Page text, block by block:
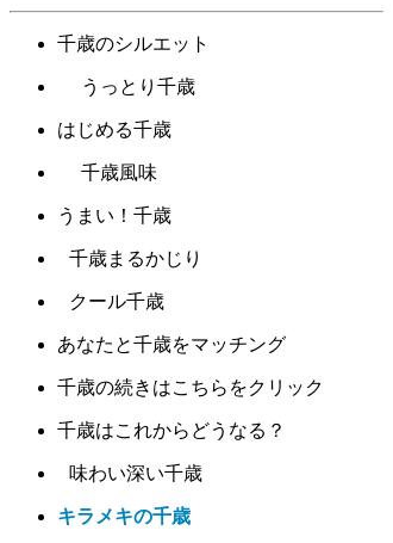
千歳のシルエット
うっとり千歳
はじめる千歳
千歳風味
うまい！千歳
千歳まるかじり
クール千歳
あなたと千歳をマッチング
千歳の続きはこちらをクリック
千歳はこれからどうなる？
味わい深い千歳
キラメキの千歳